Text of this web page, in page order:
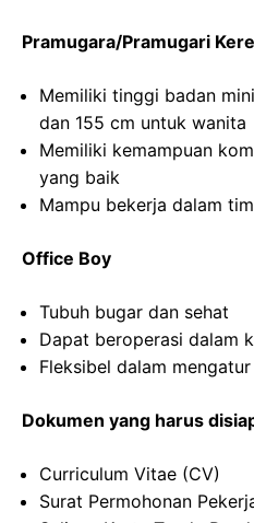
Pramugara/Pramugari
Memiliki tinggi badan
dan 155 cm untuk wanita
Memiliki kemampuan
yang baik
Mampu bekerja dalam tim
Office Boy
Tubuh bugar dan sehat
Dapat beroperasi dalam
Fleksibel dalam
Dokumen yang harus
Curriculum Vitae (CV)
Surat Permohonan